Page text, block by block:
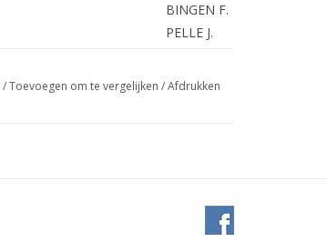
BINGEN F.
PELLE J.
/Toevoegen om te vergelijken /Afdrukken